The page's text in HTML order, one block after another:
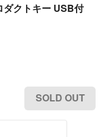
クトキー USB付
SOLD OUT